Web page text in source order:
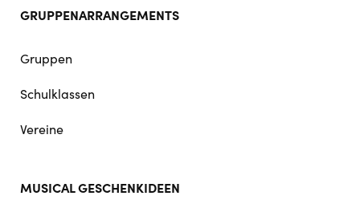
GRUPPENARRANGEMENTS
Gruppen
Schulklassen
Vereine
MUSICAL GESCHENKIDEEN